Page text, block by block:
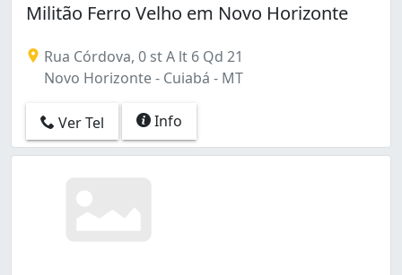
Militão Ferro Velho em Novo Horizonte
Rua Córdova, 0 st A lt 6 Qd 21
Novo Horizonte - Cuiabá - MT
Ver Tel Info